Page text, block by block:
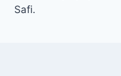
Safi.